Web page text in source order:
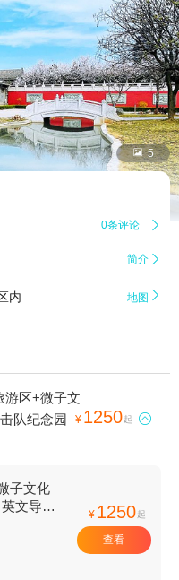
 5
0条评论 
简介 
内 地图 
游区+微子文
队纪念园
¥ 1250起 
子文化
文导游
¥ 1250起
查看